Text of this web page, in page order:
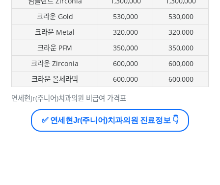
연세현Jr(주니어)치과의원 비급여 가격표
크라운 Gold
530,000
530,000
크라운 Metal
320,000
320,000
크라운 PFM
350,000
350,000
크라운 Zirconia
600,000
600,000
크라운 올세라믹
600,000 600,000
✅ 연세현Jr(주니어)치과의원 진료정보 👇